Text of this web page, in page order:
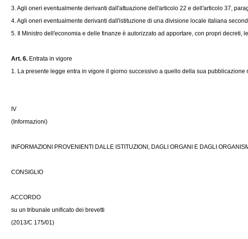
3. Agli oneri eventualmente derivanti dall'attuazione dell'articolo 22 e dell'articolo 37,
4. Agli oneri eventualmente derivanti dall'istituzione di una divisione locale italiana
5. Il Ministro dell'economia e delle finanze è autorizzato ad apportare, con propri decreti,
Art. 6. Entrata in vigore
1. La presente legge entra in vigore il giorno successivo a quello della sua pubblicazione
IV
(Informazioni)
INFORMAZIONI PROVENIENTI DALLE ISTITUZIONI, DAGLI ORGANI E DAGLI
CONSIGLIO
ACCORDO
su un tribunale unificato dei brevetti
(2013/C 175/01)